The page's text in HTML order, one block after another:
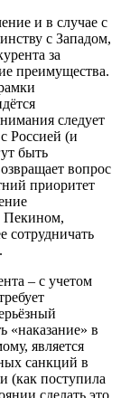
и в случае с
с Западом,
за
преимущества.
следует
Россией (и
быть
вопрос
приоритет
Пекином,
сотрудничать
– с учетом
«наказание» в
является
санкций в
(как поступила
сделать это,